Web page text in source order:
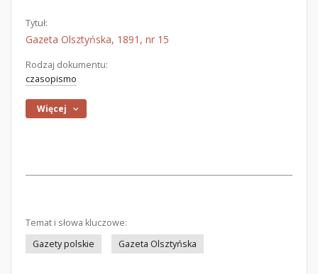
Tytuł:
Gazeta Olsztyńska, 1891, nr 15
Rodzaj dokumentu:
czasopismo
Więcej
Temat i słowa kluczowe:
Gazety polskie
Gazeta Olsztyńska